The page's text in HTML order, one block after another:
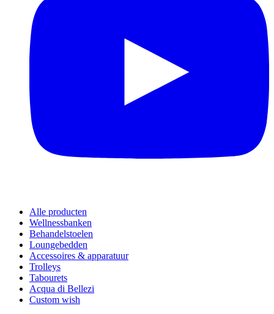
Alle producten
Wellnessbanken
Behandelstoelen
Loungebedden
Accessoires & apparatuur
Trolleys
Tabourets
Acqua di Bellezi
Custom wish